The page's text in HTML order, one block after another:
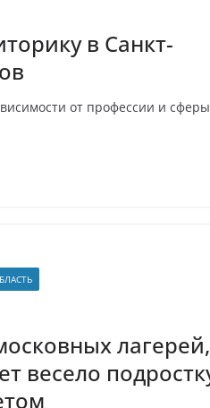
в Санкт-
от профессии и сферы
лагерей,
весело